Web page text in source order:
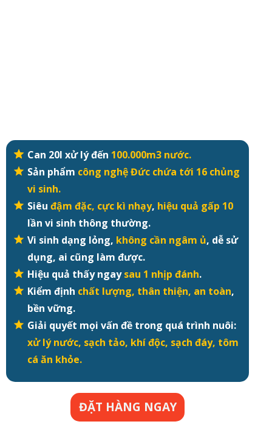
ĐẶT HÀNG NGAY
Can 20l xử lý đến 100.000m3 nước.
Sản phẩm công nghệ Đức chứa tới 16 chủng
vi sinh.
Siêu đậm đặc, cực kì nhạy, hiệu quả gấp 10
lần vi sinh thông thường.
Vi sinh dạng lỏng, không cần ngâm ủ, dễ sử
dụng, ai cũng làm được.
Hiệu quả thấy ngaysau 1 nhịp đánh.
Kiểm định chất lượng, thân thiện, an toàn,
bền vững.
Giải quyết mọi vấn đề trong quá trình nuôi:
xử lý nước, sạch tảo, khí độc, sạch đáy, tôm
cá ăn khỏe.